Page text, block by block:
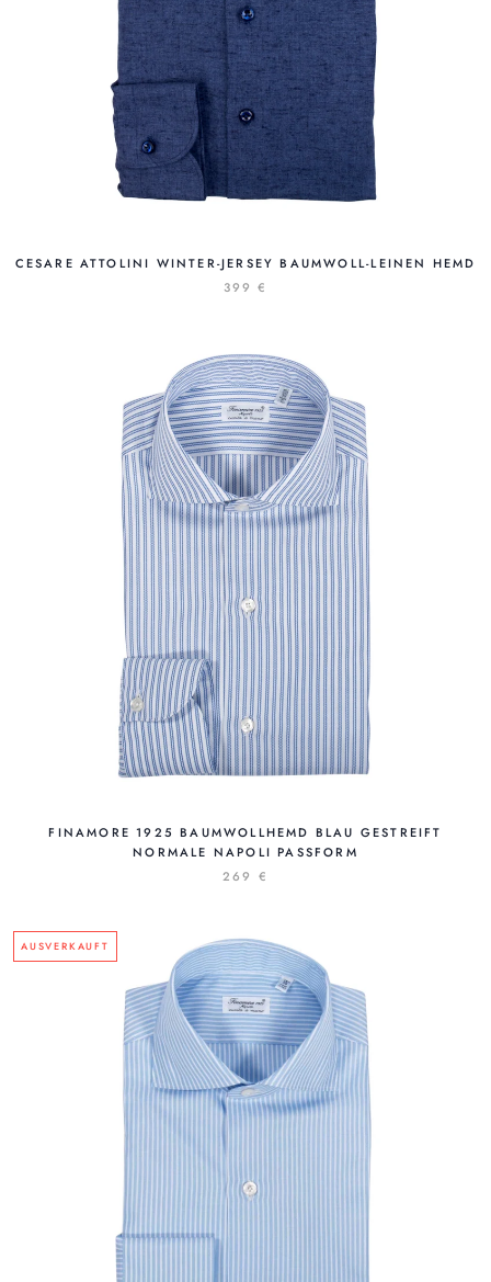
CESARE ATTOLINI WINTER-JERSEY BAUMWOLL-LEINEN HEMD
399 €
FINAMORE 1925 BAUMWOLLHEMD BLAU GESTREIFT
NORMALE NAPOLI PASSFORM
269 €
AUSVERKAUFT